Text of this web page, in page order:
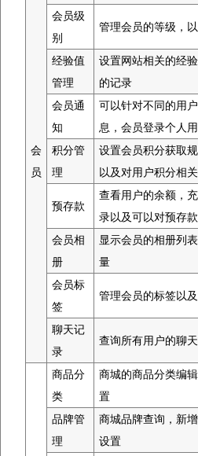
会
员
会员级
别
管理会员的等级，
经验值
管理
设置网站相关的经
的记录
会员通
知
可以针对不同的用
息，会员登录个人
积分管
理
设置会员积分获取
以及对用户积分相关
预存款
查看用户的余额，
录以及可以对预存
会员相
册
显示会员的相册列
量
会员标
签
管理会员的标签以
聊天记
录
查询所有用户的聊
商品分
类
商城的商品分类编
置
品牌管
理
商城品牌查询，新
设置